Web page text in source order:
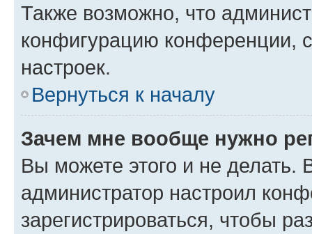
Также возможно, что
конфигурацию конференции,
настроек.
Вернуться к началу
Зачем мне вообще нужно
Вы можете этого и не делать.
администратор настроил
зарегистрироваться, чтобы